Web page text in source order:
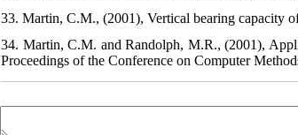
33. Martin, C.M., (2001), Vertical bearing capacity
34. Martin, C.M. and Randolph, M.R., (2001),
Proceedings of the Conference on Computer